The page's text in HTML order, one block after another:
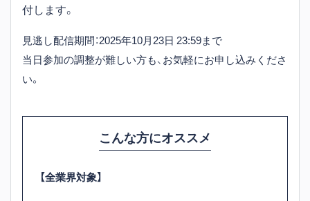
付します。
見逃し配信期間：2025年10月23日 23:59まで
当日参加の調整が難しい方も、お気軽にお申し込みくださ
い。
こんな方にオススメ
【全業界対象】